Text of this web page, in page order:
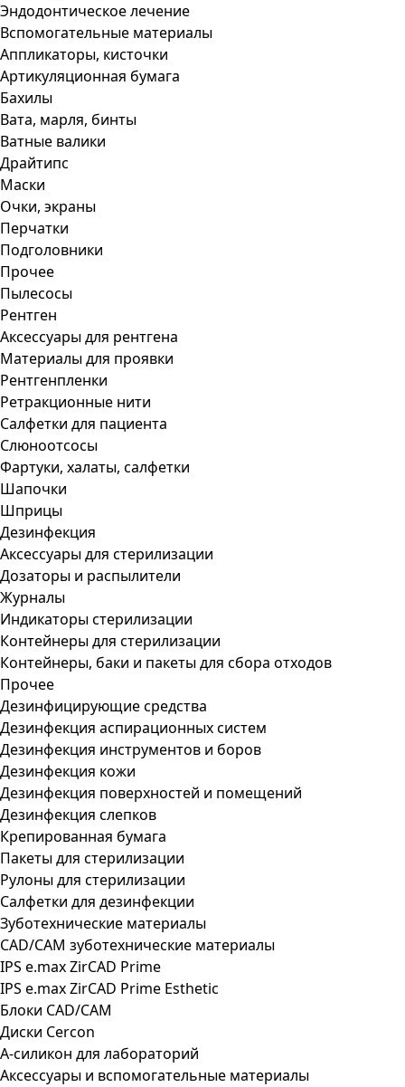
Эндодонтическое лечение
Вспомогательные материалы
Аппликаторы, кисточки
Артикуляционная бумага
Бахилы
Вата, марля, бинты
Ватные валики
Драйтипс
Маски
Очки, экраны
Перчатки
Подголовники
Прочее
Пылесосы
Рентген
Аксессуары для рентгена
Материалы для проявки
Рентгенпленки
Ретракционные нити
Салфетки для пациента
Слюноотсосы
Фартуки, халаты, салфетки
Шапочки
Шприцы
Дезинфекция
Аксессуары для стерилизации
Дозаторы и распылители
Журналы
Индикаторы стерилизации
Контейнеры для стерилизации
Контейнеры, баки и пакеты для сбора отходов
Прочее
Дезинфицирующие средства
Дезинфекция аспирационных систем
Дезинфекция инструментов и боров
Дезинфекция кожи
Дезинфекция поверхностей и помещений
Дезинфекция слепков
Крепированная бумага
Пакеты для стерилизации
Рулоны для стерилизации
Салфетки для дезинфекции
Зуботехнические материалы
CAD/CAM зуботехнические материалы
IPS e.max ZirCAD Prime
IPS e.max ZirCAD Prime Esthetic
Блоки CAD/CAM
Диски Cercon
А-силикон для лабораторий
Аксессуары и вспомогательные материалы